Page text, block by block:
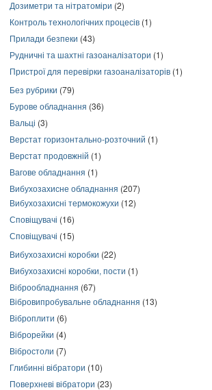
Дозиметри та нітратоміри (2)
Контроль технологічних процесів (1)
Прилади безпеки (43)
Рудничні та шахтні газоаналізатори (1)
Пристрої для перевірки газоаналізаторів (1)
Без рубрики (79)
Бурове обладнання (36)
Вальці (3)
Верстат горизонтально-розточний (1)
Верстат продовжній (1)
Вагове обладнання (1)
Вибухозахисне обладнання (207)
Вибухозахисні термокожухи (12)
Сповіщувачі (16)
Сповіщувачі (15)
Вибухозахисні коробки (22)
Вибухозахисні коробки, пости (1)
Віброобладнання (67)
Вібровипробувальне обладнання (13)
Віброплити (6)
Віброрейки (4)
Вібростоли (7)
Глибинні вібратори (10)
Поверхневі вібратори (23)